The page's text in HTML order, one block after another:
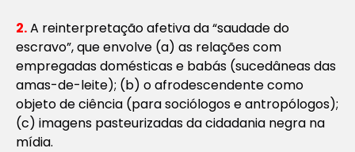
2.A reinterpretação afetiva da “saudade do
escravo”, que envolve (a) as relações com
empregadas domésticas e babás (sucedâneas das
amas-de-leite); (b) o afrodescendente como
objeto de ciência (para sociólogos e antropólogos);
(c) imagens pasteurizadas da cidadania negra na
mídia.